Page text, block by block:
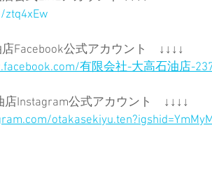
Facebook公式アカウント　↓↓↓↓
有限会社-大高石油店-
油店Instagram公式アカウント　↓↓↓↓